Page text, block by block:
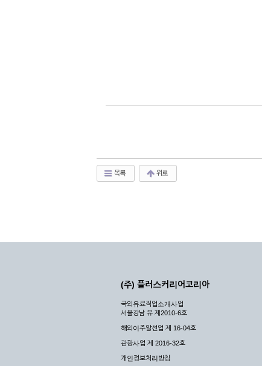
목록 위로
(주) 플러스커리어코리아
국외유료직업소개사업
서울강남 유 제2010-6호
해외이주알선업 제 16-04호
관광사업 제 2016-32호
개인정보처리방침